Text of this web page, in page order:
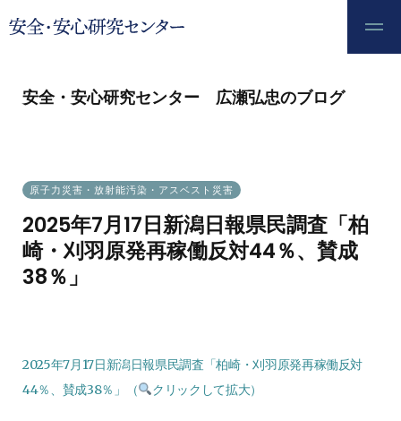
安全・安心研究センター 広瀬弘忠のブログ
原子力災害・放射能汚染・アスベスト災害
2025年7月17日新潟日報県民調査「柏
崎・刈羽原発再稼働反対44％、賛成
38％」
2025年7月17日新潟日報県民調査「柏崎・刈羽原発再稼働反対
44％、賛成38％」（
クリックして拡大）